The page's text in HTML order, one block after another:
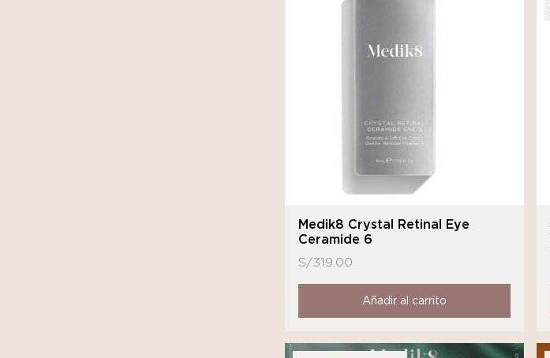
Medik8 Crystal Retinal Eye
Ceramide 6
S/319.00
Añadir al carrito